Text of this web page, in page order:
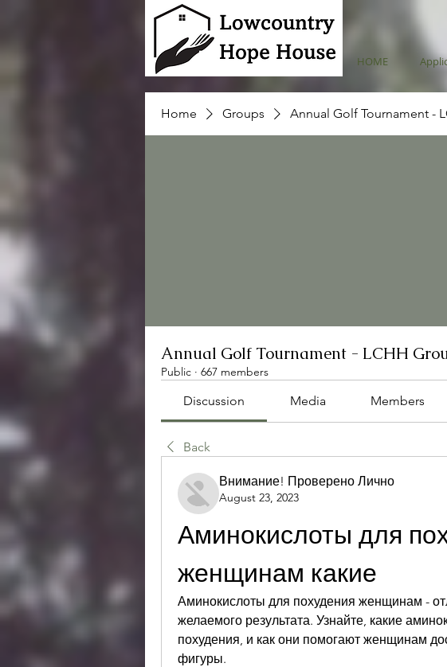
HOME
Home Groups Annual Golf Tournament -
Annual Golf Tournament - LCHH
Public · 667 members
Discussion Media Members
Back
Внимание! Проверено Лично
August 23, 2023
Аминокислоты для
женщинам какие
Аминокислоты для похудения женщинам -
желаемого результата. Узнайте, какие
похудения, и как они помогают женщинам
фигуры.